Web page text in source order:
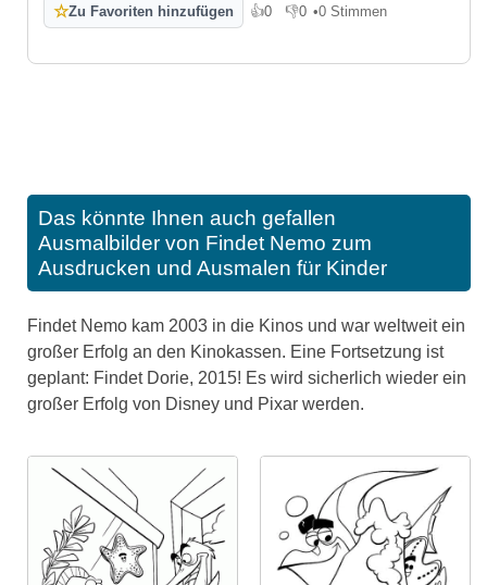
☆Zu Favoriten hinzufügen 👍0
Gefällt mir
👎0
Gefällt mir nicht
•0 Stimmen
Das könnte Ihnen auch gefallen
Ausmalbilder von Findet Nemo zum
Ausdrucken und Ausmalen für Kinder
Findet Nemo kam 2003 in die Kinos und war weltweit ein
großer Erfolg an den Kinokassen. Eine Fortsetzung ist
geplant: Findet Dorie, 2015! Es wird sicherlich wieder ein
großer Erfolg von Disney und Pixar werden.